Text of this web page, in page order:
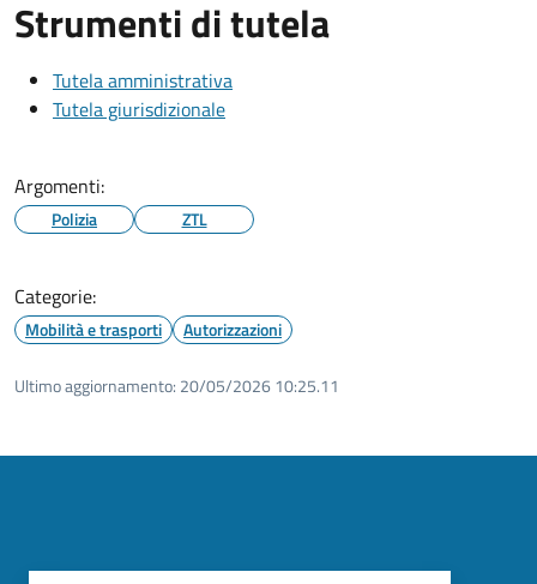
Strumenti di tutela
Tutela amministrativa
Tutela giurisdizionale
Argomenti:
Polizia ZTL
Categorie:
Mobilità e trasporti Autorizzazioni
Ultimo aggiornamento: 20/05/2026 10:25.11